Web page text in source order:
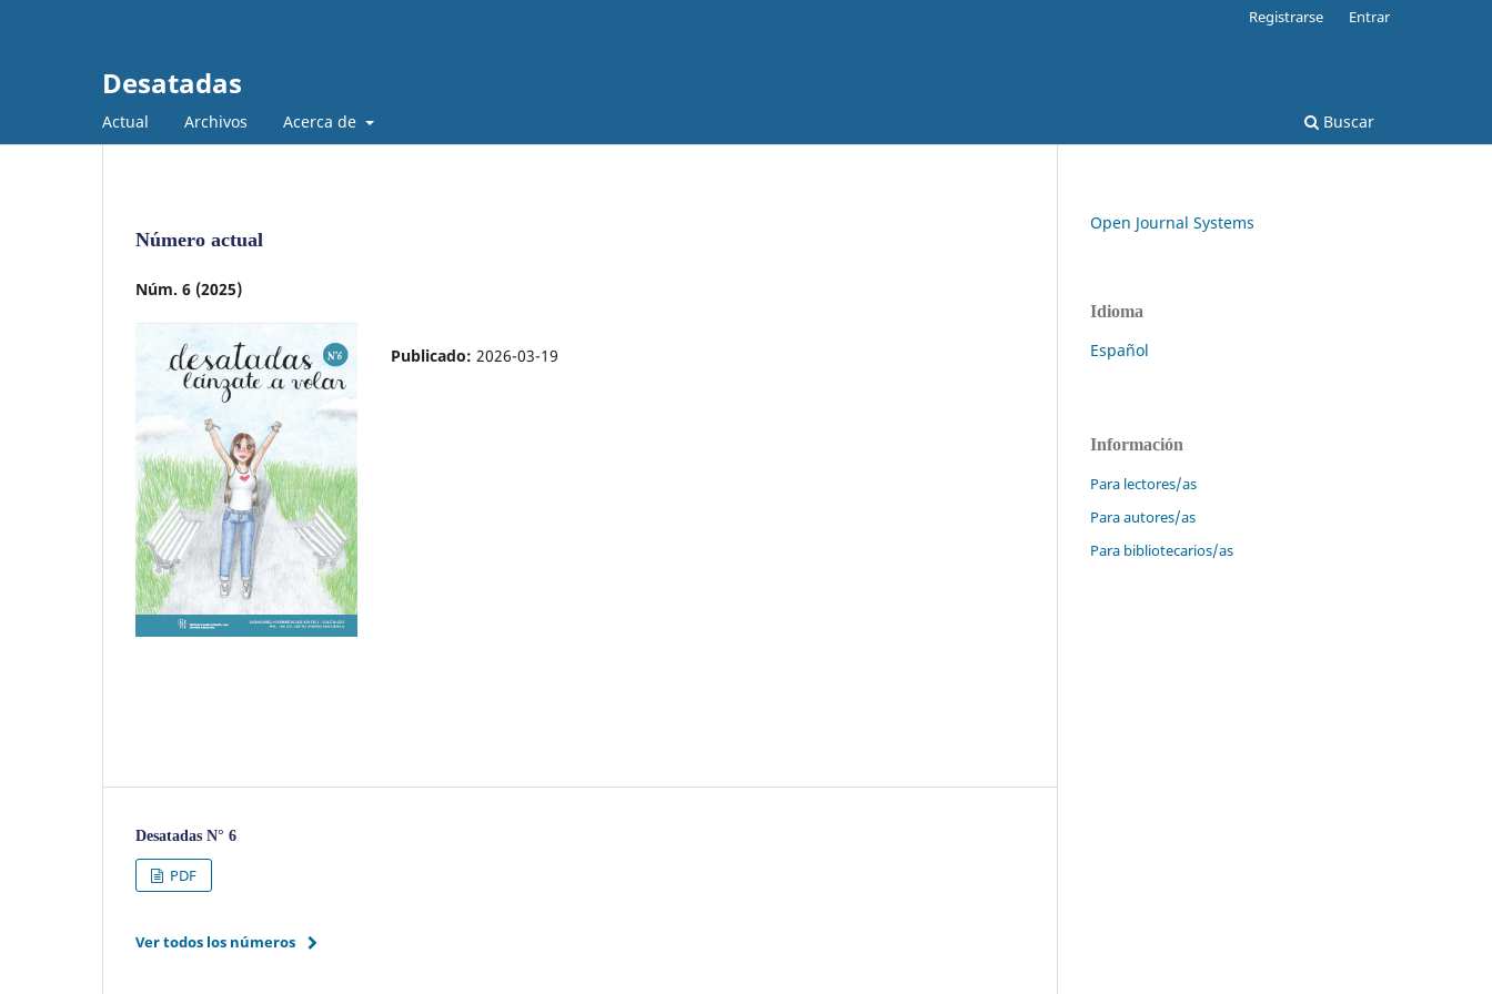
Desatadas
Actual Archivos Acerca de Buscar
Registrarse Entrar
Número actual
Núm. 6 (2025)
Publicado: 2026-03-19
Desatadas N° 6
PDF
Ver todos los números
Open Journal Systems
Idioma
Español
Información
Para lectores/as
Para autores/as
Para bibliotecarios/as